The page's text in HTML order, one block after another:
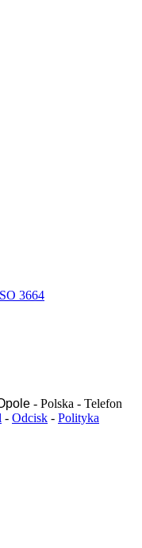
3664
- Polska - Telefon
- Odcisk - Polityka